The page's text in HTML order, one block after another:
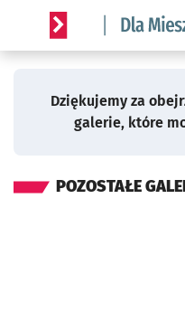
Serwis informacyjny
Dziękujemy za
galerie, które
POZOSTAŁE